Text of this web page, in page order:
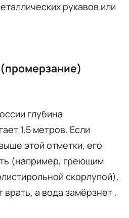
рукавов или
глубина
1.5 метров. Если
этой отметки, его
(например, греющим
скорлупой),
врать, а вода замёрзнет .